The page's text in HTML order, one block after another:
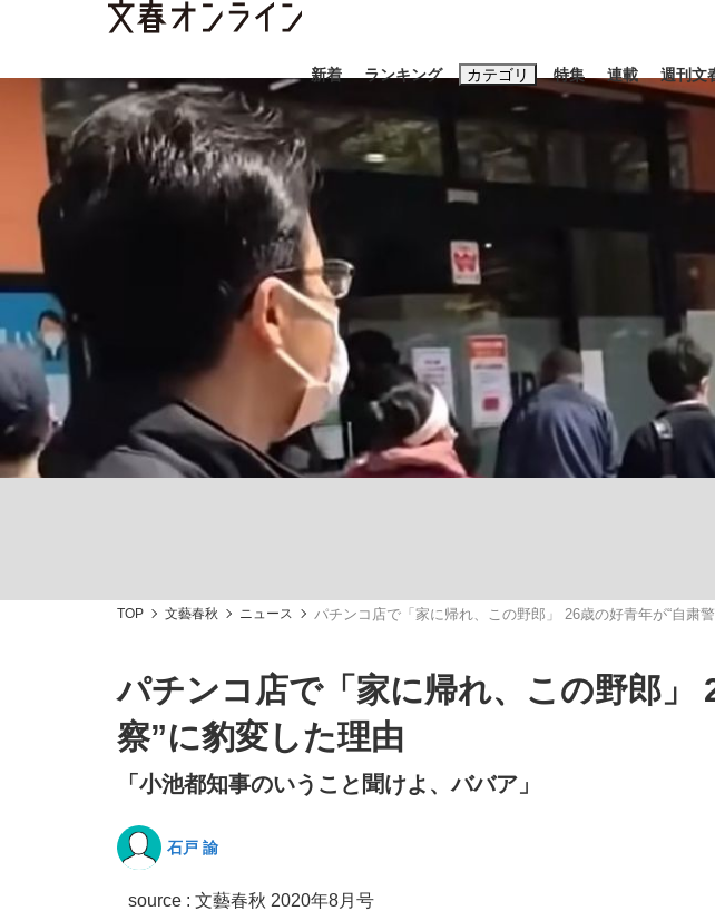
新着 ランキング カテゴリ
スクープ ニュース
「90%は失敗する。でも…」本田圭佑が初めて明かした日本代表監督に...
「敗因分析は一切聞かれなかった」侍ジャパン選手が証言した“NPB聞...
特集
終戦から81年
キングの誕生を、目撃せよ。
連載 週刊文
#三山凌輝 #後藤
#玉木雄一郎
#亀和田武
TOP 文藝春秋 ニュース パチンコ店で「家に帰れ、この野郎」 26歳の好青年が“自粛
パチンコ店で「家に帰れ、この野郎」
察”に豹変した理由
「小池都知事のいうこと聞けよ、ババア」
石戸 諭
source : 文藝春秋 2020年8月号